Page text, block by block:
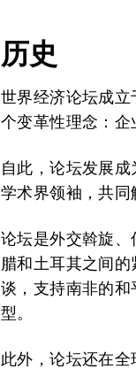
历史
世界经济论坛成立
个变革性理念：企
自此，论坛发展
学术界领袖，共同
论坛是外交斡旋
腊和土耳其之间的
谈，支持南非的
型。
此外，论坛还在